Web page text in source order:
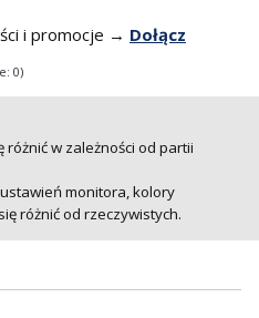
i promocje → Dołącz
0)
w zależności od partii
monitora, kolory
różnić od rzeczywistych.